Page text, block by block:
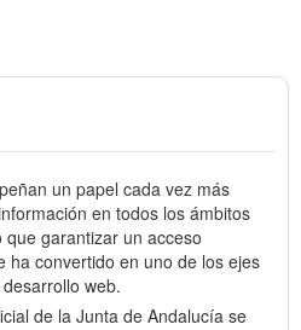
un papel cada vez más
en todos los ámbitos
garantizar un acceso
ha convertido en uno de los ejes
web.
de la Junta de Andalucía se